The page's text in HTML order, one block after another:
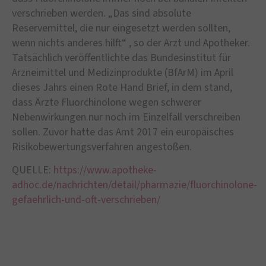
verschrieben werden. „Das sind absolute
Reservemittel, die nur eingesetzt werden sollten,
wenn nichts anderes hilft“ , so der Arzt und Apotheker.
Tatsächlich veröffentlichte das Bundesinstitut für
Arzneimittel und Medizinprodukte (BfArM) im April
dieses Jahrs einen Rote Hand Brief, in dem stand,
dass Ärzte Fluorchinolone wegen schwerer
Nebenwirkungen nur noch im Einzelfall verschreiben
sollen. Zuvor hatte das Amt 2017 ein europäisches
Risikobewertungsverfahren angestoßen.
QUELLE: https://www.apotheke-
adhoc.de/nachrichten/detail/pharmazie/fluorchinolone-
gefaehrlich-und-oft-verschrieben/